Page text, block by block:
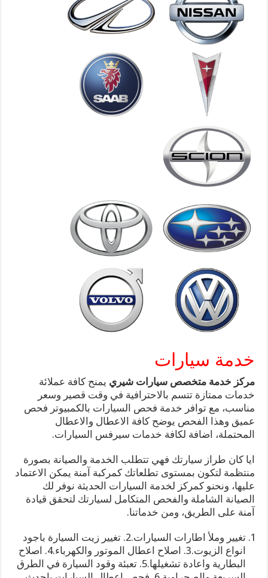
خدمة سيارات
مركز خدمة متخصص سيارات شيري يمنح كافة عملائة
خدمات ممتازة تتسم بالاحترافية في وقت قصير وسعر
مناسب، مع توافر خدمة فحص السيارات بالكمبيوتر فحص
عميق وهذا الفحص يوضح كافة الاعطال والاعطال
المحتملة، اضافة لكافة خدمات سيرفس السيارات.
ايا كان طراز سيارتك فهي تتطلب الخدمة والصيانة بصورة
منتظمة لتكون بمستوى تطلعاتك كمركبة آمنة يمكن الاعتماد
عليها، ونحنو كمركز لخدمة السيارات الحديثة نوفر لك
الصيانة الشاملة والفحص المتكامل لسيارتك لتحقق قيادة
آمنة على الطريق، ومن خدماتنا.
تغيير وملأ اطارات السيارات.2. تغيير زيت السيارة باجود
انواع الزيوت.3. اصلاح اعطال الموتور والكهرباء.4. اصلاح
البطارية واعادة تشغيلها.5. تعبئة وقود السيارة في الطرق